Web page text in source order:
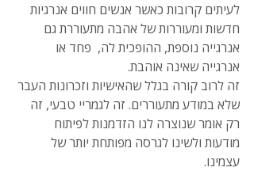
לעיתים קרובות כאשר אנשים חווים אנרגיות
חדשות ומעוררות של אהבה מתעוררת גם
אנרגייה נוספת, ההופכית לה,  פחד או
אנרגייה שאינה אוהבת.
זה לרוב קורה בגלל שהאישיות וזכרונות העבר
שלא במודע מתעוררים. זה לגמריי טבעי, זה
רק אומר שנוצרה לנו הזדמנות לפיתוח
מודעות ולשינו לגרסה מפותחת יותר של
עצמינו.